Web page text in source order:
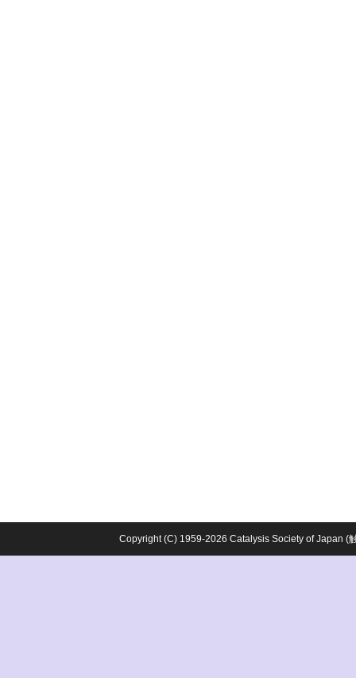
Copyright (C) 1959-2026 Catalysis Society of Japan (